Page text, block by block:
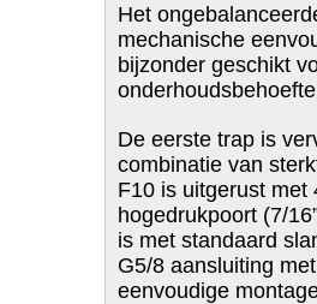
Het
mechanische
bijzonder geschikt
De eerste trap is
combinatie van
F10 is uitgerust met
hogedrukpoort (7/
is met standaard
G5/8 aansluiting
eenvoudige